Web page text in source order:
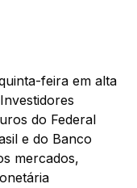
feira em alta
do Federal
e do Banco
mercados,